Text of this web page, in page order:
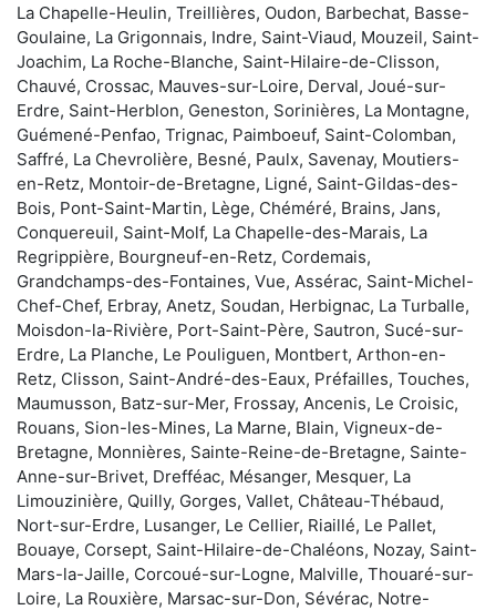
La Chapelle-Heulin, Treillières, Oudon, Barbechat, Basse-
Goulaine, La Grigonnais, Indre, Saint-Viaud, Mouzeil, Saint-
Joachim, La Roche-Blanche, Saint-Hilaire-de-Clisson,
Chauvé, Crossac, Mauves-sur-Loire, Derval, Joué-sur-
Erdre, Saint-Herblon, Geneston, Sorinières, La Montagne,
Guémené-Penfao, Trignac, Paimboeuf, Saint-Colomban,
Saffré, La Chevrolière, Besné, Paulx, Savenay, Moutiers-
en-Retz, Montoir-de-Bretagne, Ligné, Saint-Gildas-des-
Bois, Pont-Saint-Martin, Lège, Chéméré, Brains, Jans,
Conquereuil, Saint-Molf, La Chapelle-des-Marais, La
Regrippière, Bourgneuf-en-Retz, Cordemais,
Grandchamps-des-Fontaines, Vue, Assérac, Saint-Michel-
Chef-Chef, Erbray, Anetz, Soudan, Herbignac, La Turballe,
Moisdon-la-Rivière, Port-Saint-Père, Sautron, Sucé-sur-
Erdre, La Planche, Le Pouliguen, Montbert, Arthon-en-
Retz, Clisson, Saint-André-des-Eaux, Préfailles, Touches,
Maumusson, Batz-sur-Mer, Frossay, Ancenis, Le Croisic,
Rouans, Sion-les-Mines, La Marne, Blain, Vigneux-de-
Bretagne, Monnières, Sainte-Reine-de-Bretagne, Sainte-
Anne-sur-Brivet, Drefféac, Mésanger, Mesquer, La
Limouzinière, Quilly, Gorges, Vallet, Château-Thébaud,
Nort-sur-Erdre, Lusanger, Le Cellier, Riaillé, Le Pallet,
Bouaye, Corsept, Saint-Hilaire-de-Chaléons, Nozay, Saint-
Mars-la-Jaille, Corcoué-sur-Logne, Malville, Thouaré-sur-
Loire, La Rouxière, Marsac-sur-Don, Sévérac, Notre-